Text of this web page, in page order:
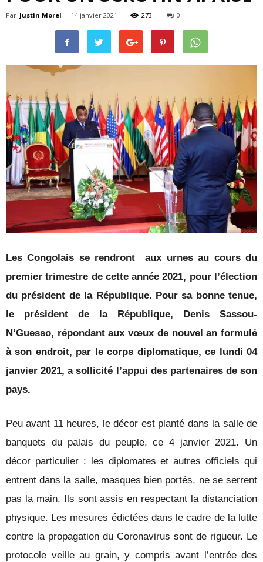
Par Justin Morel - 14 janvier 2021 273 0
Les Congolais se rendront aux urnes au cours du
premier trimestre de cette année 2021, pour l’élection
du président de la République. Pour sa bonne tenue,
le président de la République, Denis Sassou-
N’Guesso, répondant aux vœux de nouvel an formulé
à son endroit, par le corps diplomatique, ce lundi 04
janvier 2021, a sollicité l’appui des partenaires de son
pays.
Peu avant 11 heures, le décor est planté dans la salle de
banquets du palais du peuple, ce 4 janvier 2021. Un
décor particulier : les diplomates et autres officiels qui
entrent dans la salle, masques bien portés, ne se serrent
pas la main. Ils sont assis en respectant la distanciation
physique. Les mesures édictées dans le cadre de la lutte
contre la propagation du Coronavirus sont de rigueur. Le
protocole veille au grain, y compris avant l’entrée des